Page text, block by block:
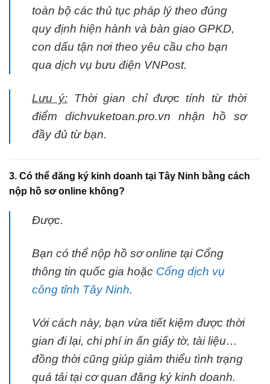
toàn bộ các thủ tục pháp lý theo đúng
quy định hiện hành và bàn giao GPKD,
con dấu tận nơi theo yêu cầu cho bạn
qua dịch vụ bưu điện VNPost.
Lưu ý: Thời gian chỉ được tính từ thời
điểm dichvuketoan.pro.vn nhận hồ sơ
đầy đủ từ bạn.
3. Có thể đăng ký kinh doanh tại Tây Ninh bằng cách
nộp hồ sơ online không?
Được.
Bạn có thể nộp hồ sơ online tại Cổng
thông tin quốc gia hoặc Cổng dịch vụ
công tỉnh Tây Ninh.
Với cách này, bạn vừa tiết kiệm được thời
gian đi lại, chi phí in ấn giấy tờ, tài liệu…
đồng thời cũng giúp giảm thiểu tình trạng
quá tải tại cơ quan đăng ký kinh doanh.